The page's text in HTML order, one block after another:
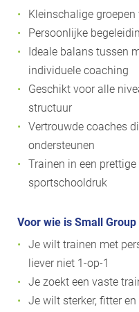
Kleinschalige
Persoonlijke
Ideale balans tussen
individuele coaching
Geschikt voor alle
structuur
Vertrouwde coaches
ondersteunen
Trainen in een
sportschooldruk
Voor wie is Small
Je wilt trainen met
liever niet 1-op-1
Je zoekt een vaste
Je wilt sterker, fitter